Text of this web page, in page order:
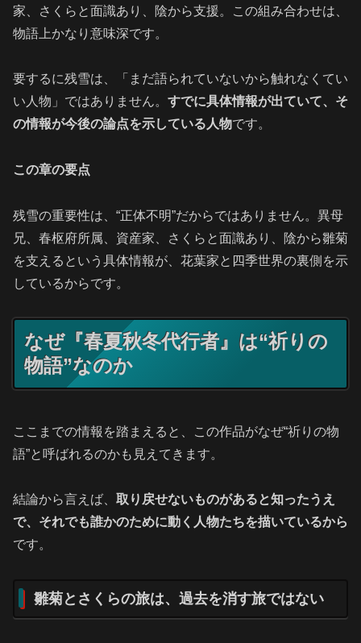
家、さくらと面識あり、陰から支援。この組み合わせは、
物語上かなり意味深です。
要するに残雪は、「まだ語られていないから触れなくてい
い人物」ではありません。 すでに具体情報が出ていて、そ
の情報が今後の論点を示している人物です。
この章の要点
残雪の重要性は、“正体不明”だからではありません。異母
兄、春枢府所属、資産家、さくらと面識あり、陰から雛菊
を支えるという具体情報が、花葉家と四季世界の裏側を示
しているからです。
なぜ『春夏秋冬代行者』は“祈りの
物語”なのか
ここまでの情報を踏まえると、この作品がなぜ“祈りの物
語”と呼ばれるのかも見えてきます。
結論から言えば、 取り戻せないものがあると知ったうえ
で、それでも誰かのために動く人物たちを描いているから
です。
雛菊とさくらの旅は、過去を消す旅ではない